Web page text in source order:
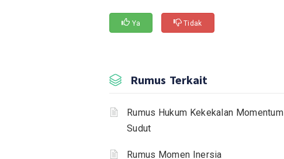
Ya Tidak
Rumus Terkait
Rumus Hukum Kekekalan Momentum
Sudut
Rumus Momen Inersia